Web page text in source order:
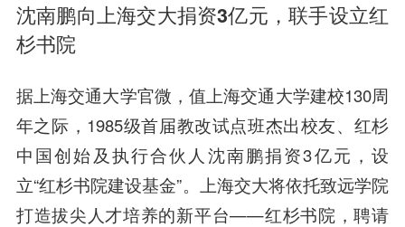
沈南鹏向上海交大捐资3亿元，联手设立红
杉书院
据上海交通大学官微，值上海交通大学建校130周
年之际，1985级首届教改试点班杰出校友、红杉
中国创始及执行合伙人沈南鹏捐资3亿元，设
立“红杉书院建设基金”。上海交大将依托致远学院
打造拔尖人才培养的新平台——红杉书院，聘请